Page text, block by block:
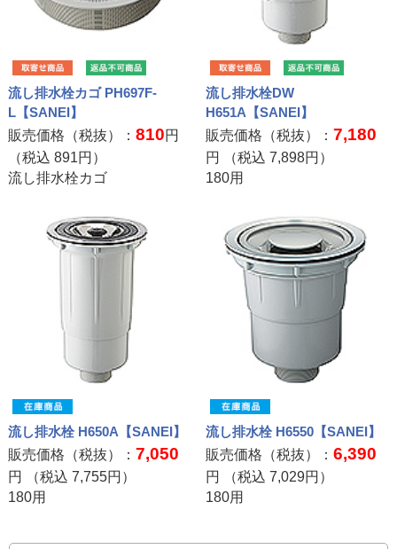
流し排水栓カゴ PH697F-
L【SANEI】
販売価格（税抜）： 810円
（税込 891円）
流し排水栓カゴ
流し排水栓DW
H651A【SANEI】
販売価格（税抜）：7,180
円 （税込7,898円）
180用
流し排水栓 H650A【SANEI】
販売価格（税抜）： 7,050
円 （税込 7,755円）
180用
流し排水栓 H6550【SANEI】
販売価格（税抜）：6,390
円 （税込7,029円）
180用